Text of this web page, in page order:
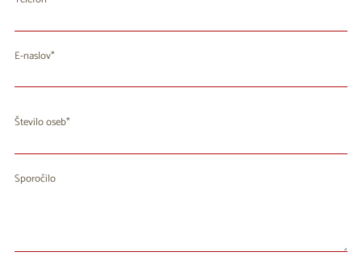
E-naslov
Število oseb
Sporočilo